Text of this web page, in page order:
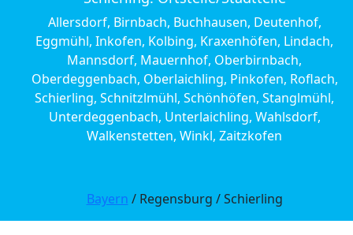
Allersdorf, Birnbach, Buchhausen, Deutenhof,
Eggmühl, Inkofen, Kolbing, Kraxenhöfen, Lindach,
Mannsdorf, Mauernhof, Oberbirnbach,
Oberdeggenbach, Oberlaichling, Pinkofen, Roflach,
Schierling, Schnitzlmühl, Schönhöfen, Stanglmühl,
Unterdeggenbach, Unterlaichling, Wahlsdorf,
Walkenstetten, Winkl, Zaitzkofen
Bayern / Regensburg / Schierling